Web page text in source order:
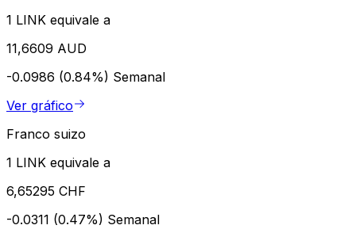
1 LINK equivale a
11,6609 AUD
-0.0986 (0.84%) Semanal
Ver gráfico
Franco suizo
1 LINK equivale a
6,65295 CHF
-0.0311 (0.47%) Semanal